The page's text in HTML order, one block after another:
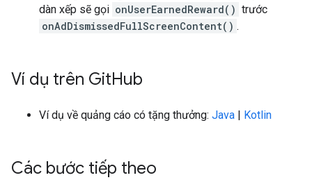
dàn xếp sẽ gọi onUserEarnedReward() trước
onAdDismissedFullScreenContent() .
Ví dụ trên GitHub
Ví dụ về quảng cáo có tặng thưởng: Java | Kotlin
Các bước tiếp theo